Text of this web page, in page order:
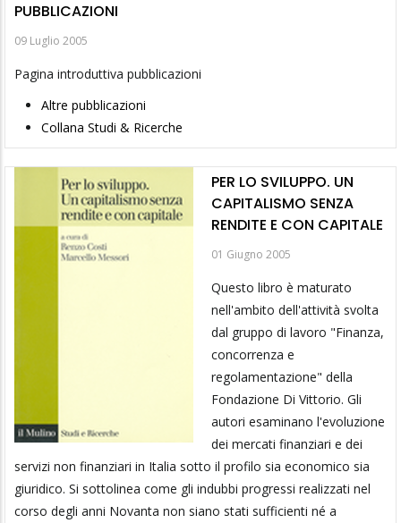
PUBBLICAZIONI
09 Luglio 2005
Pagina introduttiva pubblicazioni
Altre pubblicazioni
Collana Studi & Ricerche
PER LO SVILUPPO. UN
CAPITALISMO SENZA
RENDITE E CON CAPITALE
01 Giugno 2005
Questo libro è maturato
nell'ambito dell'attività svolta
dal gruppo di lavoro "Finanza,
concorrenza e
regolamentazione" della
Fondazione Di Vittorio. Gli
autori esaminano l'evoluzione
dei mercati finanziari e dei
servizi non finanziari in Italia sotto il profilo sia economico sia
giuridico. Si sottolinea come gli indubbi progressi realizzati nel
corso degli anni Novanta non siano stati sufficienti né a